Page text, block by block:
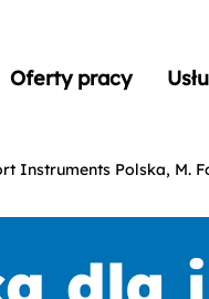
Oferty pracy
Instruments Polska, M.